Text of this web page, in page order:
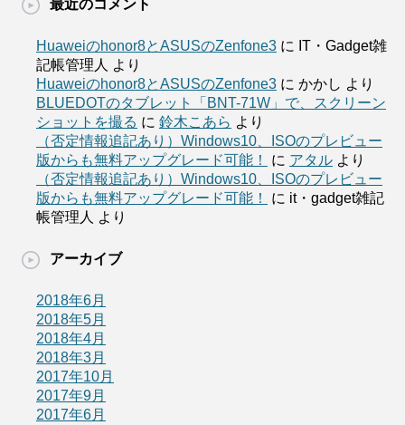
最近のコメント
Huaweiのhonor8とASUSのZenfone3 に IT・Gadget雑
記帳管理人 より
Huaweiのhonor8とASUSのZenfone3 に かかし より
BLUEDOTのタブレット「BNT-71W」で、スクリーン
ショットを撮る に 鈴木こあら より
（否定情報追記あり）Windows10、ISOのプレビュー
版からも無料アップグレード可能！
に アタル より
（否定情報追記あり）Windows10、ISOのプレビュー
版からも無料アップグレード可能！
に it・gadget雑記
帳管理人 より
アーカイブ
2018年6月
2018年5月
2018年4月
2018年3月
2017年10月
2017年9月
2017年6月